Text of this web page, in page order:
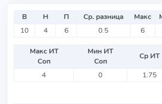
В Н П Ср. разница Макс
10
4 6 0.5 6
Макс ИТ
Соп
Мин ИТ
Соп
Ср ИТ
4
0 1.75